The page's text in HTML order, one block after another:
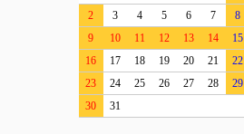
2
3 4 5 6 7
8
9
10 11 12 13 14
15
16
17 18 19 20 21
22
23
24 25 26 27 28
29
30
31